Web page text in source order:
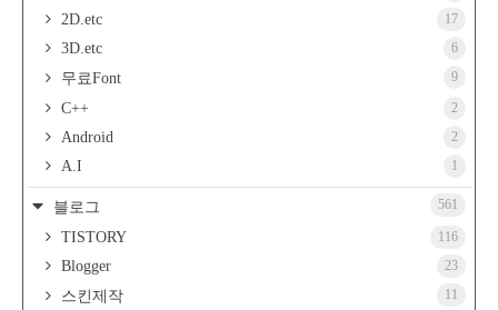
2D.etc 17
3D.etc 6
무료Font 9
C++ 2
Android 2
A.I 1
블로그 561
TISTORY 116
Blogger 23
스킨제작 11